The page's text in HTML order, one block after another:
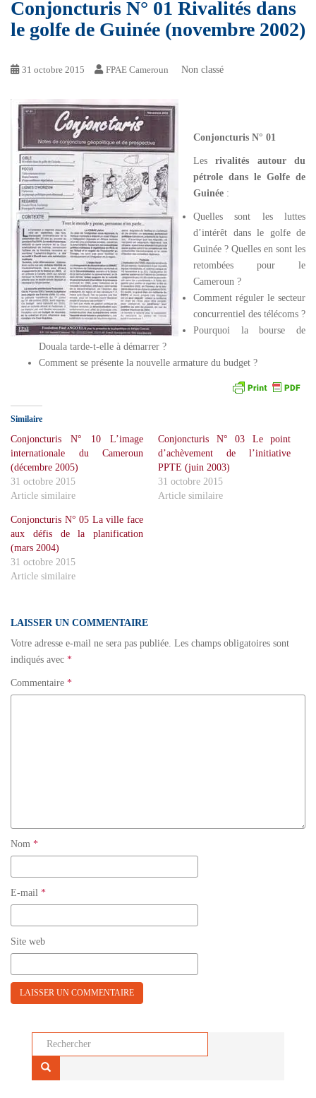
Conjoncturis N° 01 Rivalités dans
le golfe de Guinée (novembre 2002)
31 octobre 2015 FPAE Cameroun Non classé
Conjoncturis N° 01
Lesrivalités autour du
pétrole dans le Golfe de
Guinée :
Quelles sont les luttes
d’intérêt dans le golfe de
Guinée ? Quelles en sont les
retombées pour le
Cameroun ?
Comment réguler le secteur
concurrentiel des télécoms ?
Pourquoi la bourse de
Douala tarde-t-elle à démarrer ?
Comment se présente la nouvelle armature du budget ?
Similaire
Conjoncturis N° 10 L’image
internationale du Cameroun
(décembre 2005)
31 octobre 2015
Article similaire
Conjoncturis N° 03 Le point
d’achèvement de l’initiative
PPTE (juin 2003)
31 octobre 2015
Article similaire
Conjoncturis N° 05 La ville face
aux défis de la planification
(mars 2004)
31 octobre 2015
Article similaire
LAISSER UN COMMENTAIRE
Votre adresse e-mail ne sera pas publiée. Les champs obligatoires sont
indiqués avec *
Commentaire *
Nom *
E-mail *
Site web